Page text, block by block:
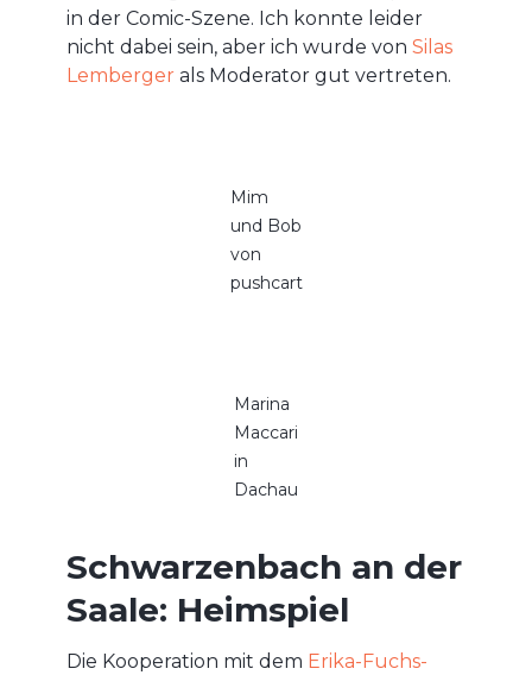
in der Comic-Szene. Ich konnte leider
nicht dabei sein, aber ich wurde von Silas
Lemberger als Moderator gut vertreten.
Mim
und Bob
von
pushcart
Marina
Maccari
in
Dachau
Schwarzenbach an der
Saale: Heimspiel
Die Kooperation mit dem Erika-Fuchs-